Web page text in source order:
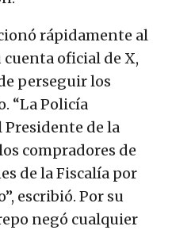
rápidamente al
cuenta oficial de X,
perseguir los
“La Policía
de la
compradores de
de la Fiscalía por
escribió. Por su
negó cualquier